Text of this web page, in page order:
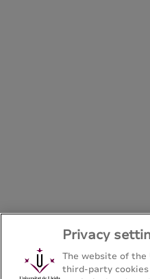
Privacy
The website of
third-party